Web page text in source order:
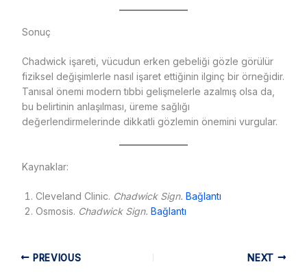
Sonuç
Chadwick işareti, vücudun erken gebeliği gözle görülür
fiziksel değişimlerle nasıl işaret ettiğinin ilginç bir örneğidir.
Tanısal önemi modern tıbbi gelişmelerle azalmış olsa da,
bu belirtinin anlaşılması, üreme sağlığı
değerlendirmelerinde dikkatli gözlemin önemini vurgular.
Kaynaklar:
Cleveland Clinic. Chadwick Sign. Bağlantı
Osmosis. Chadwick Sign. Bağlantı
PREVIOUS NEXT